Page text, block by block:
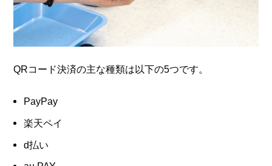
QRコード決済の主な種類は以下の5つです。
PayPay
楽天ペイ
d払い